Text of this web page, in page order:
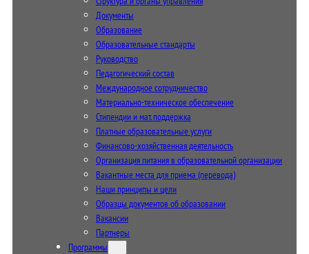
Документы
Образование
Образовательные стандарты
Руководство
Педагогический состав
Международное сотрудничество
Материально-техническое обеспечение
Стипендии и мат. поддержка
Платные образовательные услуги
Финансово-хозяйственная деятельность
Организация питания в образовательной организации
Вакантные места для приема (перевода)
Наши принципы и цели
Образцы документов об образовании
Вакансии
Партнеры
Программы